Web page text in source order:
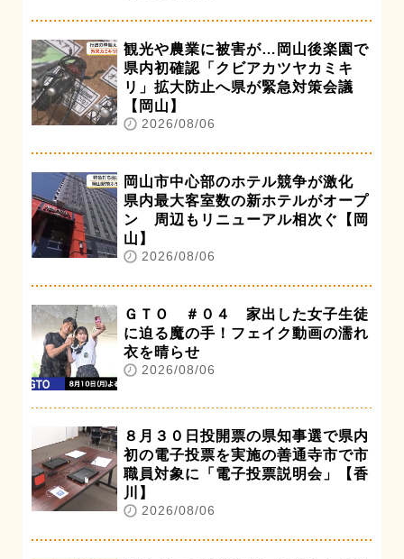
観光や農業に被害が…岡山後楽園で
県内初確認「クビアカツヤカミキ
リ」拡大防止へ県が緊急対策会議
【岡山】
2026/08/06
岡山市中心部のホテル競争が激化
県内最大客室数の新ホテルがオープ
ン 周辺もリニューアル相次ぐ【岡
山】
2026/08/06
ＧＴＯ ＃０４ 家出した女子生徒
に迫る魔の手！フェイク動画の濡れ
衣を晴らせ
2026/08/06
８月３０日投開票の県知事選で県内
初の電子投票を実施の善通寺市で市
職員対象に「電子投票説明会」【香
川】
2026/08/06